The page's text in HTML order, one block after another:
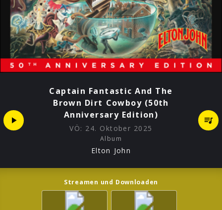
Captain Fantastic And The
Brown Dirt Cowboy (50th
Anniversary Edition)
VÖ: 24. Oktober 2025
Album
Elton John
Streamen und Downloaden